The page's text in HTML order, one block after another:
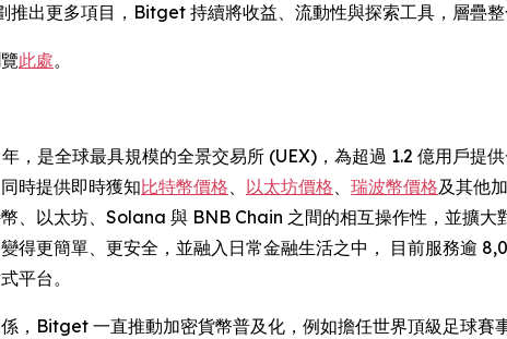
推出更多項目，Bitget 持續將收益、流動性與探索工具，層疊整
此處。
，是全球最具規模的全景交易所 (UEX)，為超過 1.2 億用戶提
時提供即時獲知比特幣價格、 以太坊價格、 瑞波幣價格及其他
、以太坊、Solana 與 BNB Chain 之間的相互操作性，並擴大
得更簡單、更安全，並融入日常金融生活之中， 目前服務逾
平台。
，Bitget 一直推動加密貨幣普及化，例如擔任世界頂級足球賽